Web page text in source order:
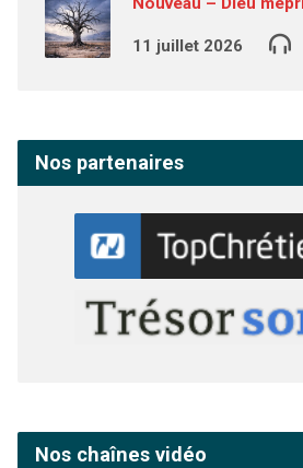
11 juillet 2026
Nos partenaires
Nos chaînes vidéo